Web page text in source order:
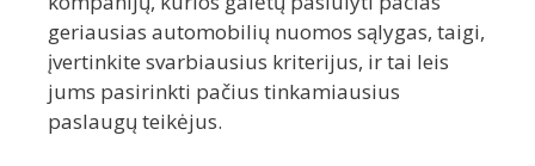
geriausias automobilių nuomos sąlygas, taigi,
įvertinkite svarbiausius kriterijus, ir tai leis
jums pasirinkti pačius tinkamiausius
paslaugų teikėjus.